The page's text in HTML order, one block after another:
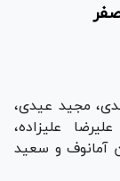
مجید عیدی،
علیزاده،
آمانوف و سعید